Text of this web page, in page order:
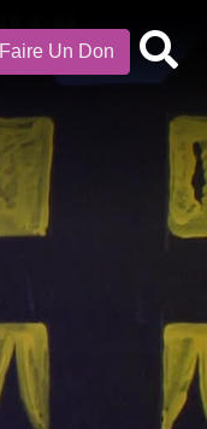
Faire Un Don